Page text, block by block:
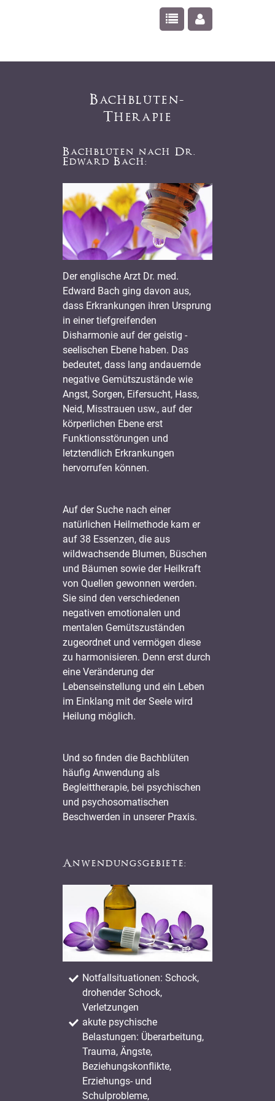
Bachblüten-
Therapie
Bachblüten nach Dr.
Edward Bach:
Der englische Arzt Dr. med.
Edward Bach ging davon aus,
dass Erkrankungen ihren Ursprung
in einer tiefgreifenden
Disharmonie auf der geistig -
seelischen Ebene haben. Das
bedeutet, dass lang andauernde
negative Gemütszustände wie
Angst, Sorgen, Eifersucht, Hass,
Neid, Misstrauen usw., auf der
körperlichen Ebene erst
Funktionsstörungen und
letztendlich Erkrankungen
hervorrufen können.
Auf der Suche nach einer
natürlichen Heilmethode kam er
auf 38 Essenzen, die aus
wildwachsende Blumen, Büschen
und Bäumen sowie der Heilkraft
von Quellen gewonnen werden.
Sie sind den verschiedenen
negativen emotionalen und
mentalen Gemütszuständen
zugeordnet und vermögen diese
zu harmonisieren. Denn erst durch
eine Veränderung der
Lebenseinstellung und ein Leben
im Einklang mit der Seele wird
Heilung möglich.
Und so finden die Bachblüten
häufig Anwendung als
Begleittherapie, bei psychischen
und psychosomatischen
Beschwerden in unserer Praxis.
Anwendungsgebiete:
Notfallsituationen: Schock,
drohender Schock,
Verletzungen
akute psychische
Belastungen: Überarbeitung,
Trauma, Ängste,
Beziehungskonflikte,
Erziehungs- und
Schulprobleme,